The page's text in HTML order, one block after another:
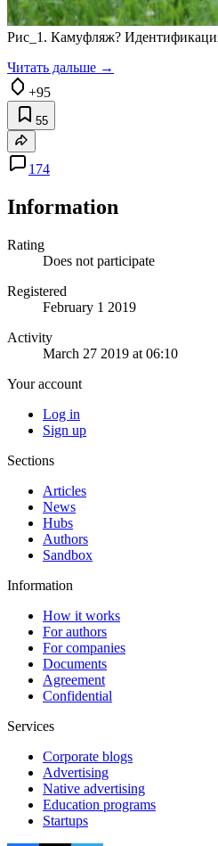
Рис_1. Камуфляж?
Читать дальше →
+95
55
174
Information
Rating
Does not participate
Registered
February 1 2019
Activity
March 27 2019 at 06:10
Your account
Log in
Sign up
Sections
Articles
News
Hubs
Authors
Sandbox
Information
How it works
For authors
For companies
Documents
Agreement
Confidential
Services
Corporate blogs
Advertising
Native advertising
Education programs
Startups